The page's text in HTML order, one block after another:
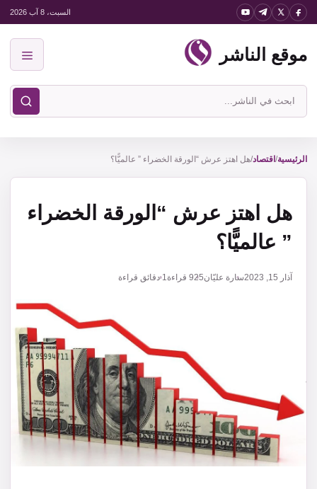
انتقل
المحتوى
السبت، 8 آب 2026
موقع الناشر
ابحث
في
الناشر
الرئيسية/ اقتصاد/هل اهتز عرش “الورقة الخضراء ” عالميًّا؟
هل اهتز عرش “الورقة الخضراء
” عالميًّا؟
آذار 15, 2023 سارة عليّان925 قراءة1 دقائق قراءة